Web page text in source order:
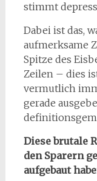
stimmt
Dabei ist das,
aufmerksame
Spitze des
Zeilen – dies
vermutlich
gerade
Diese brutale
den Sparern
aufgebaut